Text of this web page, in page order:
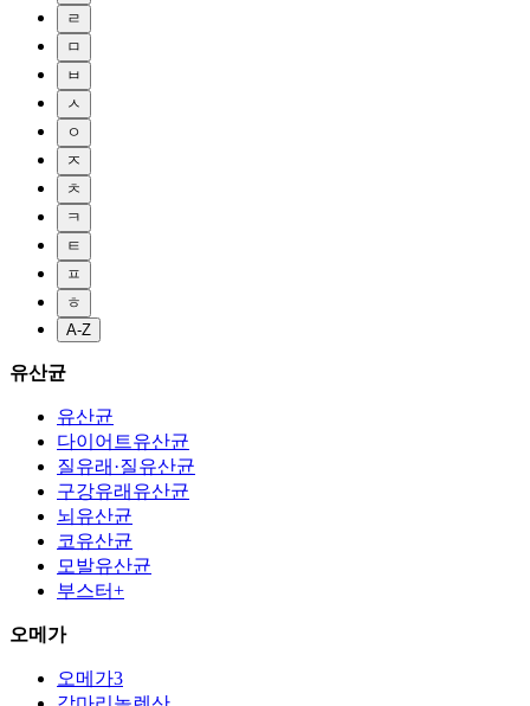
ㄹ
ㅁ
ㅂ
ㅅ
ㅇ
ㅈ
ㅊ
ㅋ
ㅌ
ㅍ
ㅎ
A-Z
유산균
유산균
다이어트유산균
질유래·질유산균
구강유래유산균
뇌유산균
코유산균
모발유산균
부스터+
오메가
오메가3